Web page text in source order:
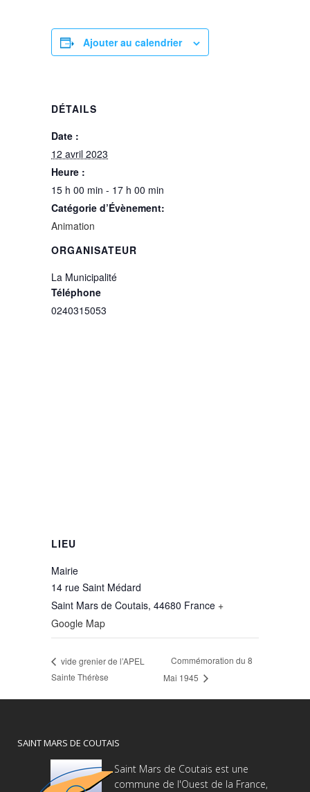
Ajouter au calendrier
DÉTAILS
Date :
12 avril 2023
Heure :
15 h 00 min - 17 h 00 min
Catégorie d’Évènement:
Animation
ORGANISATEUR
La Municipalité
Téléphone
0240315053
LIEU
Mairie
14 rue Saint Médard
Saint Mars de Coutais, 44680 France +
Google Map
vide grenier de l’APEL
Sainte Thérèse
Commémoration du 8
Mai 1945
SAINT MARS DE COUTAIS
Saint Mars de Coutais est une
commune de l'Ouest de la France,